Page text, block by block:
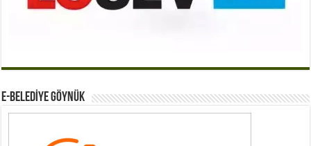
E-BELEDİYE GÖYNÜK